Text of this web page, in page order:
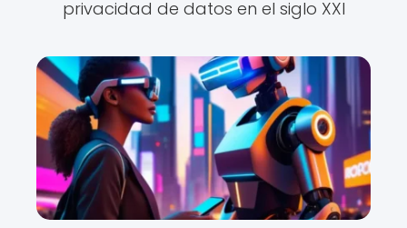
privacidad de datos en el siglo XXI